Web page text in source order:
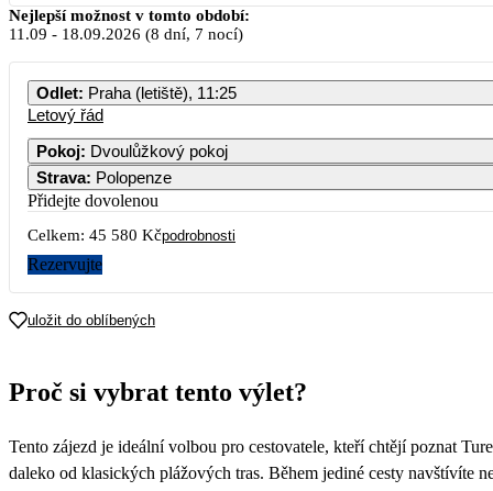
Září 2026
PO ÚT ST ČT PÁ SO NE
14
21 22 23 24 25 26 27
Nejlepší možnost v tomto období:
11.09 - 18.09.2026 (8 dní, 7 nocí)
Odlet: Praha (letiště), 11:25
Letový řád
Pokoj: Dvoulůžkový pokoj
Strava: Polopenze
Přidejte dovolenou
Celkem: 45 580 Kčpodrobnosti
Rezervujte
uložit do oblíbených
Proč si vybrat tento výlet?
Tento zájezd je ideální volbou pro cestovatele, kteří chtějí poznat
daleko od klasických plážových tras. Během jediné cesty navštívíte